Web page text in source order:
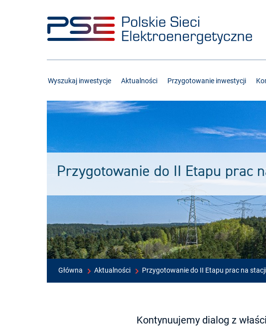
Wyszukaj inwestycje Aktualności Przygotowanie inwestycji
Przygotowanie do II Etapu prac
Główna Aktualności Przygotowanie do II Etapu prac na
Kontynuujemy dialog z